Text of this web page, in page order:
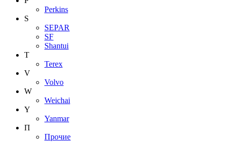
Perkins
S
SEPAR
SF
Shantui
T
Terex
V
Volvo
W
Weichai
Y
Yanmar
П
Прочие